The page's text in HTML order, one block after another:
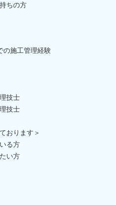
ちの方
の施工管理経験
技士
技士
おります＞
る方
い方